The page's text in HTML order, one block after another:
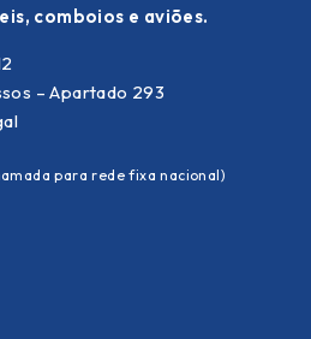
comboios e aviões.
– Apartado 293
para rede fixa nacional)